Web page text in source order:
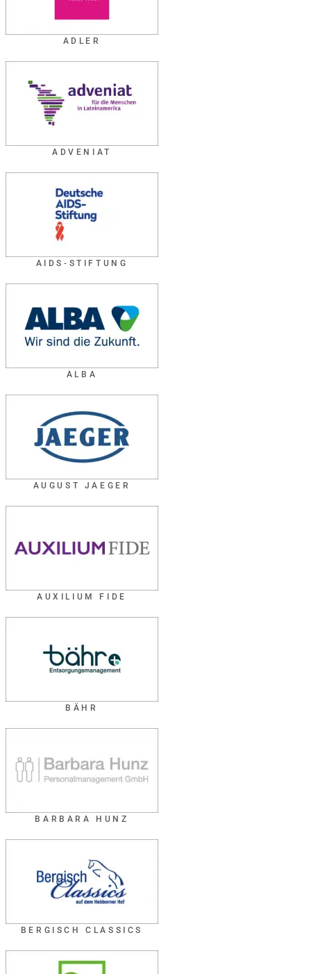
ADLER
ADVENIAT
AIDS-STIFTUNG
ALBA
AUGUST JAEGER
AUXILIUM FIDE
BÄHR
BARBARA HUNZ
BERGISCH CLASSICS